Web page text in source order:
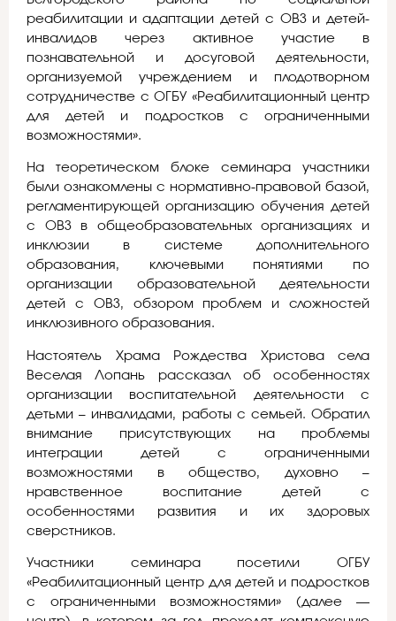
реабилитации и адаптации детей с ОВЗ и детей-
инвалидов через активное участие в
познавательной и досуговой деятельности,
организуемой учреждением и плодотворном
сотрудничестве с ОГБУ «Реабилитационный центр
для детей и подростков с ограниченными
возможностями».
На теоретическом блоке семинара участники
были ознакомлены с нормативно-правовой базой,
регламентирующей организацию обучения детей
с ОВЗ в общеобразовательных организациях и
инклюзии в системе дополнительного
образования, ключевыми понятиями по
организации образовательной деятельности
детей с ОВЗ, обзором проблем и сложностей
инклюзивного образования.
Настоятель Храма Рождества Христова села
Веселая Лопань рассказал об особенностях
организации воспитательной деятельности с
детьми – инвалидами, работы с семьей. Обратил
внимание присутствующих на проблемы
интеграции детей с ограниченными
возможностями в общество, духовно –
нравственное воспитание детей с
особенностями развития и их здоровых
сверстников.
Участники семинара посетили ОГБУ
«Реабилитационный центр для детей и подростков
с ограниченными возможностями» (далее —